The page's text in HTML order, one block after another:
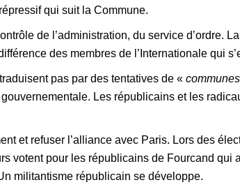
qui suit la Commune.
de l’administration, du service d’ordre.
des membres de l’Internationale qui
pas par des tentatives de « communes
Les républicains et les
et refuser l’alliance avec Paris. Lors des
votent pour les républicains de Fourcand qui
militantisme républicain se développe.